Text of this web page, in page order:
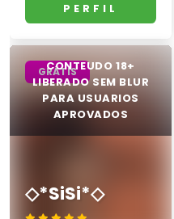
PERFIL
◇*SiSi*◇
GRÁTIS